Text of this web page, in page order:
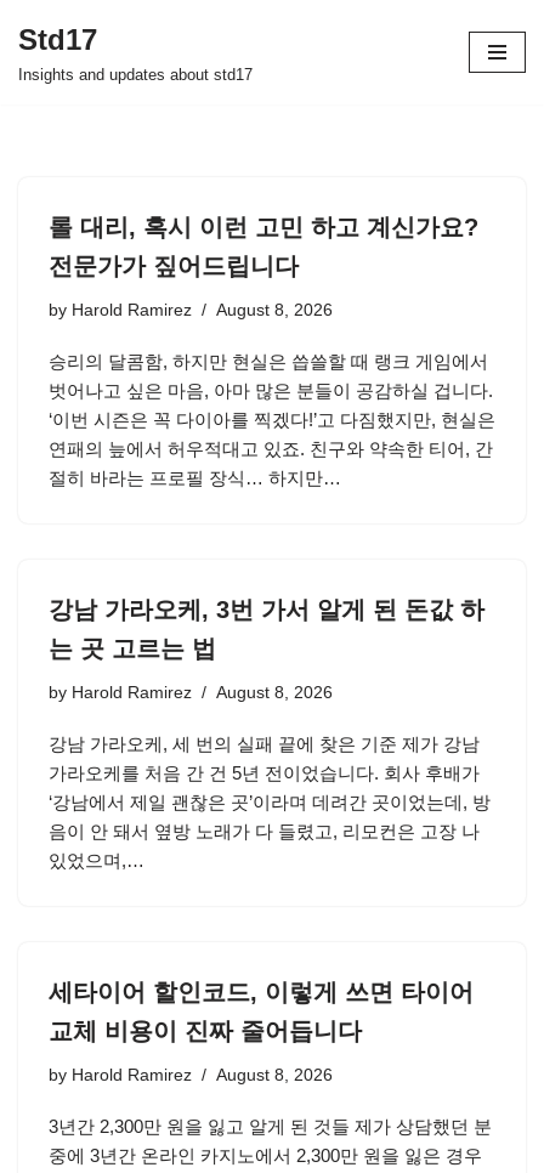
Skip
Std17
Insights and updates about std17
롤 대리, 혹시 이런 고민 하고 계신가요?
전문가가 짚어드립니다
by Harold Ramirez August 8, 2026
승리의 달콤함, 하지만 현실은 씁쓸할 때 랭크 게임에서
벗어나고 싶은 마음, 아마 많은 분들이 공감하실 겁니다.
‘이번 시즌은 꼭 다이아를 찍겠다!’고 다짐했지만, 현실은
연패의 늪에서 허우적대고 있죠. 친구와 약속한 티어, 간
절히 바라는 프로필 장식… 하지만…
강남 가라오케, 3번 가서 알게 된 돈값 하
는 곳 고르는 법
by Harold Ramirez August 8, 2026
강남 가라오케, 세 번의 실패 끝에 찾은 기준 제가 강남
가라오케를 처음 간 건 5년 전이었습니다. 회사 후배가
‘강남에서 제일 괜찮은 곳’이라며 데려간 곳이었는데, 방
음이 안 돼서 옆방 노래가 다 들렸고, 리모컨은 고장 나
있었으며,…
세타이어 할인코드, 이렇게 쓰면 타이어
교체 비용이 진짜 줄어듭니다
by Harold Ramirez August 8, 2026
3년간 2,300만 원을 잃고 알게 된 것들 제가 상담했던 분
중에 3년간 온라인 카지노에서 2,300만 원을 잃은 경우